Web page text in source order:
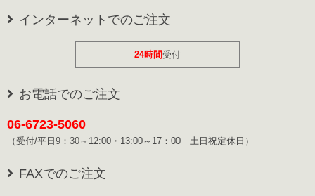
インターネットでのご注文
24時間受付
お電話でのご注文
06-6723-5060
（受付/平日9：30～12:00・13:00～17：00 土日祝定休日）
FAXでのご注文